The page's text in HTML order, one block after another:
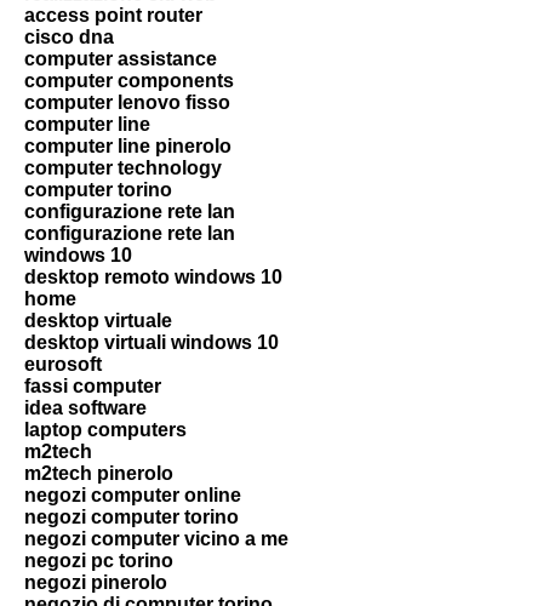
access point router
cisco dna
computer assistance
computer components
computer lenovo fisso
computer line
computer line pinerolo
computer technology
computer torino
configurazione rete lan
configurazione rete lan
windows 10
desktop remoto windows 10
home
desktop virtuale
desktop virtuali windows 10
eurosoft
fassi computer
idea software
laptop computers
m2tech
m2tech pinerolo
negozi computer online
negozi computer torino
negozi computer vicino a me
negozi pc torino
negozi pinerolo